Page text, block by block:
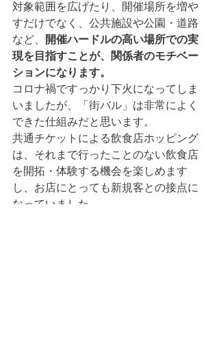
対象範囲を広げたり、開催場所を増や
すだけでなく、公共施設や公園・道路
など、
開催ハードルの高い場所での実
現を目指すことが、関係者のモチベー
ションになります。
コロナ禍ですっかり下火になってしま
いましたが、「街バル」は非常によく
できた仕組みだと思います。
共通チケットによる飲食店ホッピング
は、それまで行ったことのない飲食店
を開拓・体験する機会を楽しめます
し、お店にとっても新規客との接点に
なっていました。